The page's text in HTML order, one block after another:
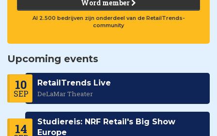
Word member
Al 2.500 bedrijven zijn onderdeel van de RetailTrends-
community
Upcoming events
10
SEP
RetailTrends Live
DeLaMar Theater
14
Studiereis: NRF Retail's Big Show
Europe